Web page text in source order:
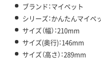
ブランド：マイペット
シリーズ：かんたんマイペ
サイズ（幅）：210mm
サイズ(奥行)：146mm
サイズ（高さ）：289mm